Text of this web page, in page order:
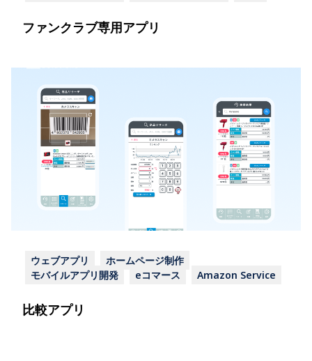
ファンクラブ専用アプリ
ウェブアプリ
ホームページ制作
モバイルアプリ開発
eコマース Amazon Service
比較アプリ